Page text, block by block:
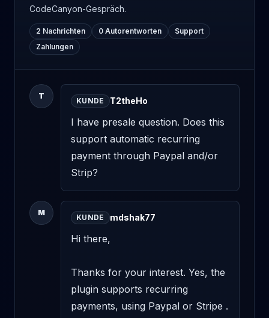
CodeCanyon-Gespräch.
2 Nachrichten 0 Autorentworten
Support
Zahlungen
T
KUNDE T2theHo
I have presale question. Does this
support automatic recurring
payment through Paypal and/or
Strip?
M
KUNDE mdshak77
Hi there,
Thanks for your interest. Yes, the
plugin supports recurring
payments, using Paypal or Stripe .